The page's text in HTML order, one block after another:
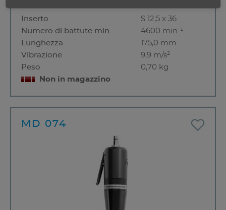
Inserto
S 12,5 x 36
Numero di battute min.
4600 min⁻¹
Lunghezza
175,0 mm
Vibrazione
9,9 m/s²
Peso
0,70 kg
Non in magazzino
MD 074